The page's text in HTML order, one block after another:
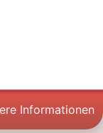
Informationen